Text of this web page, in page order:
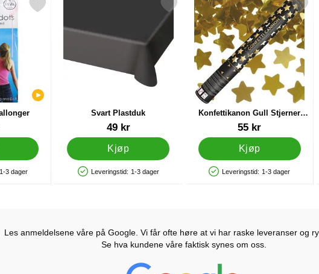
På lager
1-3 dager
til Ballonger som favoritt
Svart Plastduk
Varenummer 31009
49 kr
Kjøp
Produkttilgjengelighet: På lager
Leveringstid: 1-3 dager
Merk svart Plastduk som favoritt
Konfettikanon Gull Stjerner
Metallic
Varenummer 14026
55 kr
Kjøp
Produkttilgjengelighet: På lager
Leveringstid: 1-3 dager
Merk konfettikanon Gull
Les anmeldelsene våre på Google. Vi får ofte høre at vi har raske leveranser og
Se hva kundene våre faktisk synes om oss.
Prisjakt Vurdering: 4.6 Stjerne